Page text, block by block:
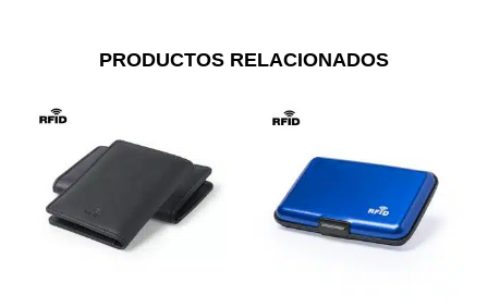
PRODUCTOS RELACIONADOS